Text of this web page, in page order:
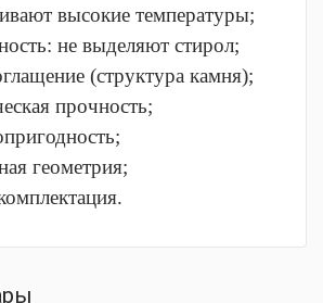
высокие температуры;
не выделяют стирол;
(структура камня);
прочность;
геометрия;